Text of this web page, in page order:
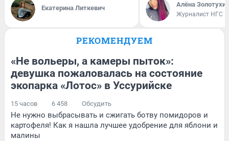
Екатерина Литкевич Алёна
Журналист НГС
РЕКОМЕНДУЕМ
«Не вольеры, а камеры пыток»:
девушка пожаловалась на состояние
экопарка «Лотос» в Уссурийске
15 часов 6 458 Обсудить
Не нужно выбрасывать и сжигать ботву помидоров и
картофеля! Как я нашла лучшее удобрение для яблони и
малины